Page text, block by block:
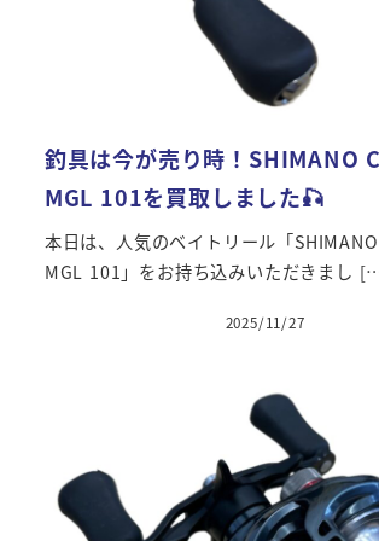
釣具は今が売り時！SHIMANO
MGL 101を買取しました🎣
本日は、人気のベイトリール「
MGL 101」をお持ち込みいただきまし
投稿日
2025/11/27